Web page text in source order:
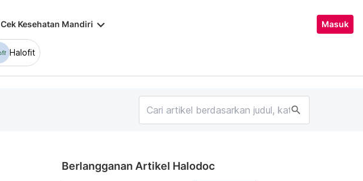
Cek Kesehatan Mandiri keyboard_arrow_down Masuk
Halofit
search
Berlangganan Artikel Halodoc